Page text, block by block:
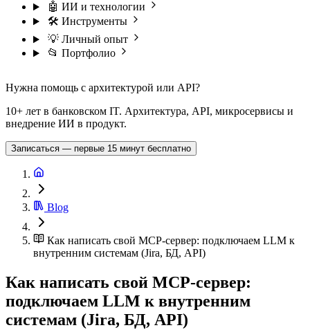
🤖 ИИ и технологии
🛠️ Инструменты
💡 Личный опыт
📂 Портфолио
Нужна помощь с архитектурой или API?
10+ лет в банковском IT. Архитектура, API, микросервисы и
внедрение ИИ в продукт.
Записаться — первые 15 минут бесплатно
Blog
Как написать свой MCP-сервер: подключаем LLM к
внутренним системам (Jira, БД, API)
Как написать свой MCP-сервер:
подключаем LLM к внутренним
системам (Jira, БД, API)